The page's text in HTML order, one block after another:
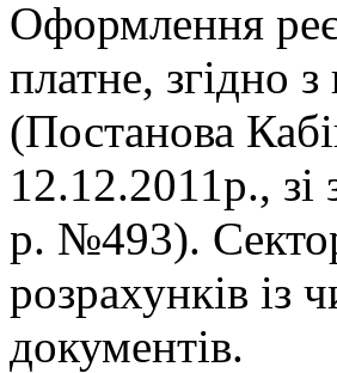
Оформлення
платне, згідно
(Постанова
12.12.2011р.,
р. №493).
розрахунків із
документів.